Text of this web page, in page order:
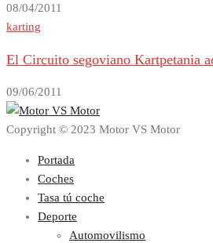
08/04/2011
karting
El Circuito segoviano Kartpetania
09/06/2011
Copyright © 2023 Motor VS Motor
Portada
Coches
Tasa tú coche
Deporte
Automovilismo